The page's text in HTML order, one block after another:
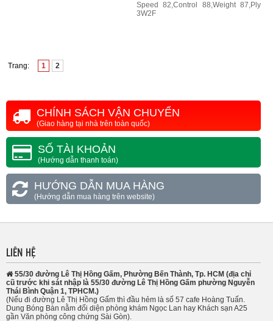
Speed 82,Control 88,Weight 87,Ply
3W2F
Trang: 1 2
CHÍNH SÁCH VẬN CHUYỂN
(Giao hàng tại nhà trên toàn quốc)
SỐ TÀI KHOẢN
(Hướng dẫn thanh toán)
HƯỚNG DẪN MUA HÀNG
(Hướng dẫn mua hàng trên website)
LIÊN HỆ
55/30 đường Lê Thị Hồng Gấm, Phường Bến Thành, Tp. HCM (địa chỉ
cũ trước khi sát nhập là 55/30 đường Lê Thị Hồng Gấm phường Nguyễn
Thái Bình Quận 1, TPHCM.)
(Nếu đi đường Lê Thị Hồng Gấm thì đầu hẻm là số 57 cafe Hoàng Tuấn.
Dung Bóng Bàn nằm đối diện phòng khám Ngọc Lan hay Khách sạn A25
gần Văn phòng công chứng Sài Gòn).